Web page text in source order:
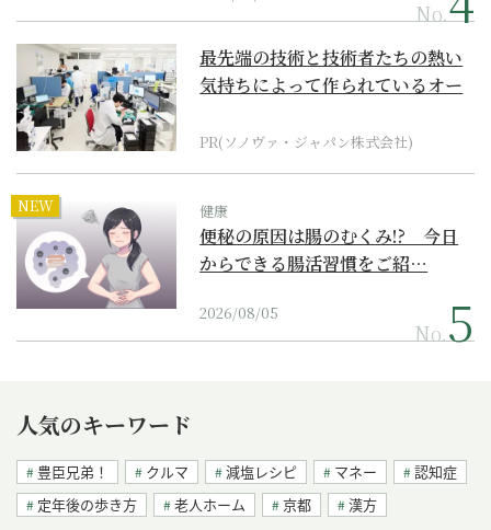
No.
最先端の技術と技術者たちの熱い
気持ちによって作られているオー
PR(ソノヴァ・ジャパン株式会社)
NEW 健康
便秘の原因は腸のむくみ!? 今日
からできる腸活習慣をご紹…
2026/08/05
No.
人気のキーワード
豊臣兄弟！ クルマ 減塩レシピ マネー
認知症
定年後の歩き方
老人ホーム 京都 漢方